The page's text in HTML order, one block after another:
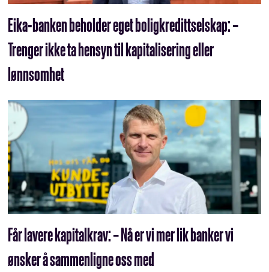
Eika-banken beholder eget boligkredittselskap: –
Trenger ikke ta hensyn til kapitalisering eller
lønnsomhet
Får lavere kapitalkrav: – Nå er vi mer lik banker vi
ønsker å sammenligne oss med